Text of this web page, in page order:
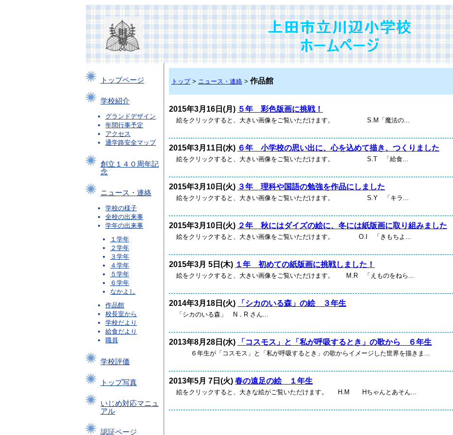
トップページ
学校紹介
グランドデザイン
年間行事予定
アクセス
通学路安全マップ
創立１４０周年記
念
ニュース・連絡
学校の様子
全校の出来事
学年の出来事
１学年
２学年
３学年
４学年
５学年
６学年
なかよし
作品館
校長室から
学校だより
給食だより
職員
学校評価
トップ写真
いじめ対応マニュ
アル
認証ページ
トップ> ニュース・連絡 > 作品館
2015年3月16日(月) ５年 彩色版画に挑戦！
絵をクリックすると、大きい画像をご覧いただけます。 S.M「魔法の...
2015年3月11日(水) ６年 小学校の思い出に、心を込めて描き、つくりました
絵をクリックすると、大きい画像をご覧いただけます。 S.T 「給食...
2015年3月10日(火) ３年 理科や国語の勉強を作品にしました
絵をクリックすると、大きい画像をご覧いただけます。 S.Y 「キラ...
2015年3月10日(火) ２年 秋にはダイズの絵に、冬には紙版画に取り組みました
絵をクリックすると、大きい画像をご覧いただけます。 O.I 「きもちよ...
2015年3月 5日(木) １年 初めての紙版画に挑戦しました！
絵をクリックすると、大きい画像をご覧いただけます。 M.R 「えものをねら...
2014年3月18日(火) 「シカのいる森」の絵 ３年生
「シカのいる森」 N．R さん...
2013年8月28日(水) 「コスモス」と「私が呼吸するとき」の歌から ６年生
６年生が「コスモス」と「私が呼吸するとき」の歌からイメージした世界を描きま...
2013年5月 7日(火) 春の遠足の絵 １年生
絵をクリックすると、大きな絵がご覧いただけます。 H.M Hちゃんとあそん...